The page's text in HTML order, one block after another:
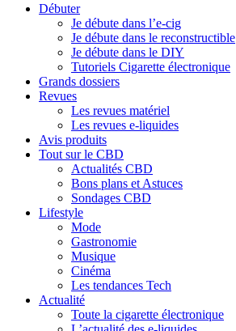
Débuter
Je débute dans l’e-cig
Je débute dans le reconstructible
Je débute dans le DIY
Tutoriels Cigarette électronique
Grands dossiers
Revues
Les revues matériel
Les revues e-liquides
Avis produits
Tout sur le CBD
Actualités CBD
Bons plans et Astuces
Sondages CBD
Lifestyle
Mode
Gastronomie
Musique
Cinéma
Les tendances Tech
Actualité
Toute la cigarette électronique